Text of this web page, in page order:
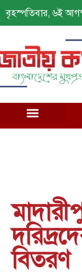
বৃহস্পতিবার, ৬ই
বিতরণ